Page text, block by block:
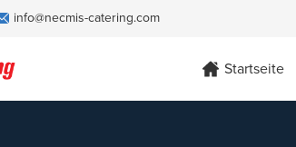
info@necmis-catering.com
Startseite